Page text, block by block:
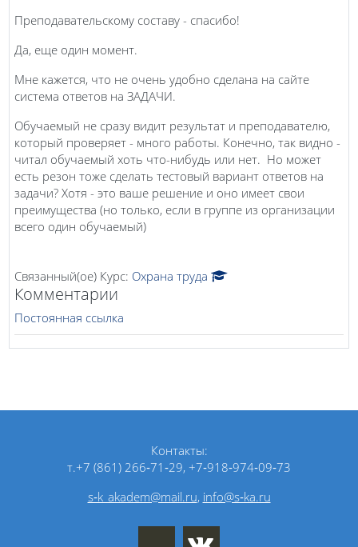
Преподавательскому составу - спасибо!
Да, еще один момент.
Мне кажется, что не очень удобно сделана на сайте
система ответов на ЗАДАЧИ.
Обучаемый не сразу видит результат и преподавателю,
который проверяет - много работы. Конечно, так видно -
читал обучаемый хоть что-нибудь или нет. Но может
есть резон тоже сделать тестовый вариант ответов на
задачи? Хотя - это ваше решение и оно имеет свои
преимущества (но только, если в группе из организации
всего один обучаемый)
Связанный(ое) Курс: Охрана труда
Постоянная ссылка
Комментарии
Контакты:
т.+7 (861) 266‑71‑29, +7‑918‑974‑09‑73
s‑k_akadem@mail.ru, info@s‑ka.ru